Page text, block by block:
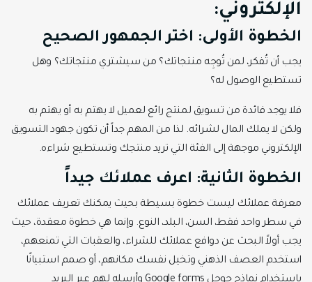
الإلكتروني:
الخطوة الأولى: اختر الجمهور الصحيح
يجب أن تُفكر، لمن تُوجِه منتجاتك؟ من سيشتري منتجاتك؟ وهل
تستطيع الوصول له؟
فلا يوجد فائدة من تسويق لمنتج رائع لعميل لا يهتم به أو يهتم به
ولكن لا يملك المال لشرائه. لذا من المهم جداً أن تكون جهود التسويق
الإلكتروني موجهة إلى الفئة التي تريد منتجك وتستطيع شراءه.
الخطوة الثانية: اعرف عملائك جيداً
معرفة عملائك ليست خطوة بسيطة بحيث يمكنك تعريف عملائك
في سطر واحد فقط، السن، البلد، النوع. وإنما هي خطوة معقدة، حيث
يجب أولاً البحث عن دوافع عملائك للشراء، والعقبات التي تمنعهم،
استخدم العصف الذهني وتخيل نفسك مكانهم، أو صمم استبيانًا